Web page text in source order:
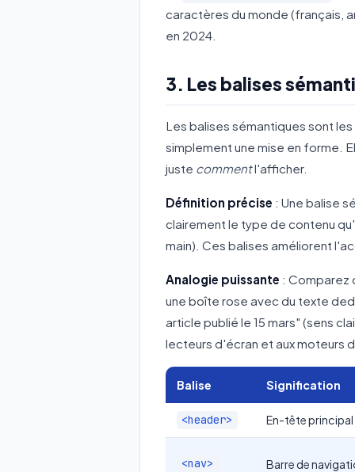
caractères du monde (français,
en 2024.
3. Les balises
Les balises sémantiques sont
simplement une mise en forme.
juste commentl'afficher.
Définition précise : Une balise
clairement le type de contenu
main). Ces balises améliorent
Analogie puissante : Comparez
une boîte rose avec du texte
article publié le 15 mars" (sens
lecteurs d'écran et aux moteurs
Balise Signification
<header> En-tête principal
<nav> Barre de